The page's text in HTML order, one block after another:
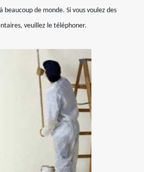
beaucoup de monde. Si vous voulez des
veuillez le téléphoner.